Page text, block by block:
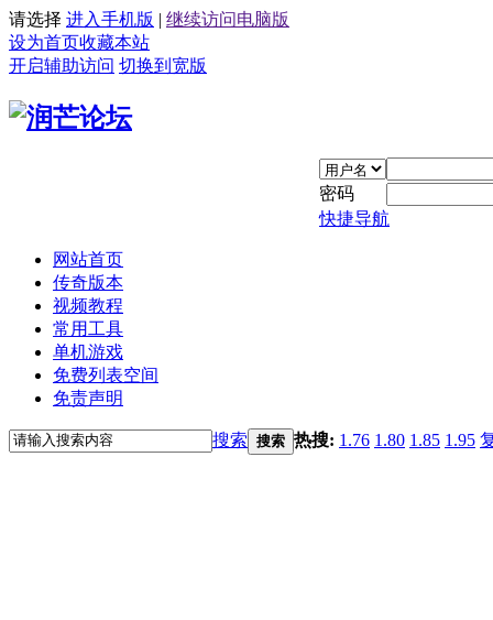
请选择 进入手机版 | 继续访问电脑版
设为首页收藏本站
开启辅助访问 切换到宽版
密码
快捷导航
网站首页
传奇版本
视频教程
常用工具
单机游戏
免费列表空间
免责声明
搜索 搜索 热搜: 1.76 1.80 1.85 1.95